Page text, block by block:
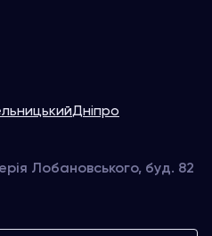
Дніпро
Лобановського, буд. 82